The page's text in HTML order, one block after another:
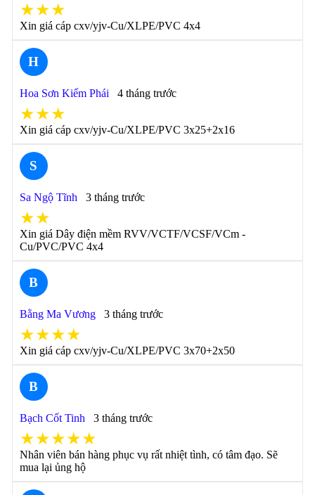
★★★
Xin giá cáp cxv/yjv-Cu/XLPE/PVC 4x4
H
Hoa Sơn Kiếm Phái 4 tháng trước
★★★
Xin giá cáp cxv/yjv-Cu/XLPE/PVC 3x25+2x16
S
Sa Ngộ Tĩnh 3 tháng trước
★★
Xin giá Dây điện mềm RVV/VCTF/VCSF/VCm -
Cu/PVC/PVC 4x4
B
Bằng Ma Vương 3 tháng trước
★★★★
Xin giá cáp cxv/yjv-Cu/XLPE/PVC 3x70+2x50
B
Bạch Cốt Tinh 3 tháng trước
★★★★★
Nhân viên bán hàng phục vụ rất nhiệt tình, có tâm đạo. Sẽ
mua lại ủng hộ